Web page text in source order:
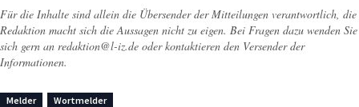
Für die Inhalte sind allein die Übersender der Mitteilungen verantwortlich, die
Redaktion macht sich die Aussagen nicht zu eigen. Bei Fragen dazu wenden Sie
sich gern an redaktion@l-iz.de oder kontaktieren den Versender der
Informationen.
Melder Wortmelder